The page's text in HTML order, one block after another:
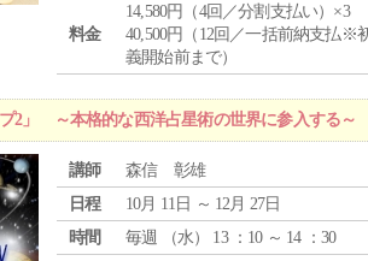
料金
14,580円（4回／分割支払い）×3
40,500円（12回／一括前納支払※
義開始前まで）
2」 ～本格的な西洋占星術の世界に参入する～
講師
森信 彰雄
日程
10月 11日 ～ 12月 27日
時間
毎週 （水） 13 ：10 ～ 14 ：30